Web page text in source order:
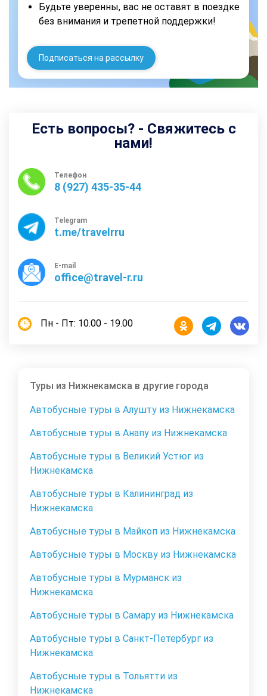
Будьте уверенны, вас не оставят в поездке
без внимания и трепетной поддержки!
Подписаться на рассылку
Есть вопросы? - Свяжитесь с
нами!
Телефон
8 (927) 435-35-44
Telegram
t.me/travelrru
E-mail
office@travel-r.ru
Пн - Пт: 10.00 - 19.00
Туры из Нижнекамска в другие города
Автобусные туры в Алушту из Нижнекамска
Автобусные туры в Анапу из Нижнекамска
Автобусные туры в Великий Устюг из
Нижнекамска
Автобусные туры в Калининград из
Нижнекамска
Автобусные туры в Майкоп из Нижнекамска
Автобусные туры в Москву из Нижнекамска
Автобусные туры в Мурманск из
Нижнекамска
Автобусные туры в Самару из Нижнекамска
Автобусные туры в Санкт-Петербург из
Нижнекамска
Автобусные туры в Тольятти из
Нижнекамска